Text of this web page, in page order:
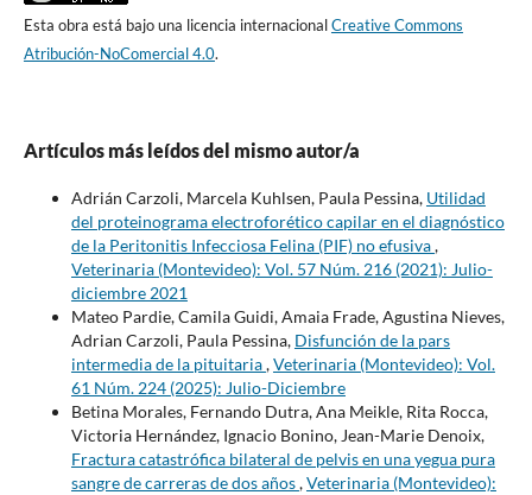
Esta obra está bajo una licencia internacionalCreative Commons
Atribución-NoComercial 4.0.
Artículos más leídos del mismo autor/a
Adrián Carzoli, Marcela Kuhlsen, Paula Pessina, Utilidad
del proteinograma electroforético capilar en el diagnóstico
de la Peritonitis Infecciosa Felina (PIF) no efusiva,
Veterinaria (Montevideo): Vol. 57 Núm. 216 (2021): Julio-
diciembre 2021
Mateo Pardie, Camila Guidi, Amaia Frade, Agustina Nieves,
Adrian Carzoli, Paula Pessina, Disfunción de la pars
intermedia de la pituitaria,Veterinaria (Montevideo): Vol.
61 Núm. 224 (2025): Julio-Diciembre
Betina Morales, Fernando Dutra, Ana Meikle, Rita Rocca,
Victoria Hernández, Ignacio Bonino, Jean-Marie Denoix,
Fractura catastrófica bilateral de pelvis en una yegua pura
sangre de carreras de dos años,Veterinaria (Montevideo):